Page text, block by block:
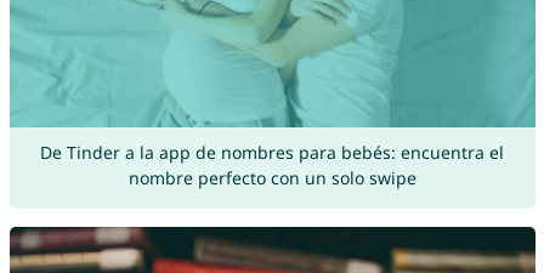
De Tinder a la app de nombres para bebés: encuentra el
nombre perfecto con un solo swipe